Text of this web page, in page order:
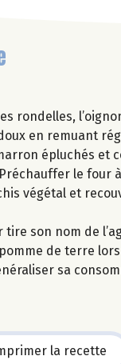
rondelles,
en remuant
épluchés
le four à
végétal et
tire son nom de
de terre
sa
la recette